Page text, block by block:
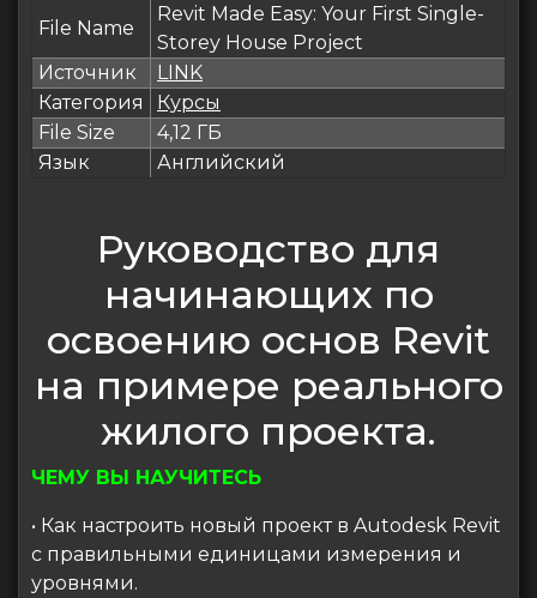
File Name
Revit Made Easy: Your First Single-
Storey House Project
Источник
LINK
Категория
Курсы
File Size
4,12 ГБ
Язык
Английский
Руководство для
начинающих по
освоению основ Revit
на примере реального
жилого проекта.
ЧЕМУ ВЫ НАУЧИТЕСЬ
• Как настроить новый проект в Autodesk Revit
с правильными единицами измерения и
уровнями.